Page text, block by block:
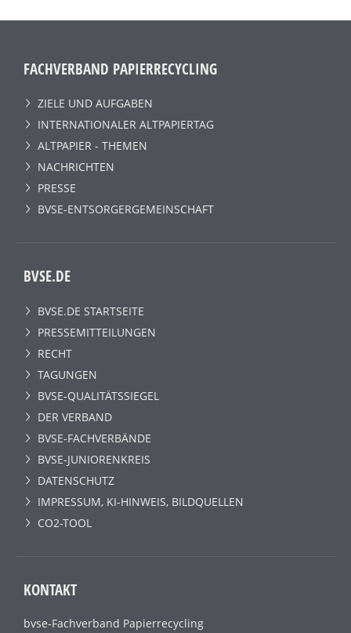
FACHVERBAND PAPIERRECYCLING
ZIELE UND AUFGABEN
INTERNATIONALER ALTPAPIERTAG
ALTPAPIER - THEMEN
NACHRICHTEN
PRESSE
BVSE-ENTSORGERGEMEINSCHAFT
BVSE.DE
BVSE.DE STARTSEITE
PRESSEMITTEILUNGEN
RECHT
TAGUNGEN
BVSE-QUALITÄTSSIEGEL
DER VERBAND
BVSE-FACHVERBÄNDE
BVSE-JUNIORENKREIS
DATENSCHUTZ
IMPRESSUM, KI-HINWEIS, BILDQUELLEN
CO2-TOOL
KONTAKT
bvse-Fachverband Papierrecycling